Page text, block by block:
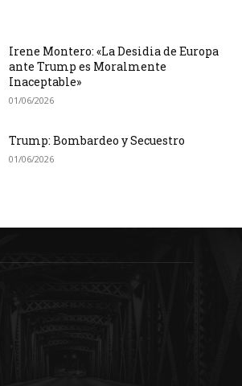
Irene Montero: «La Desidia de Europa
ante Trump es Moralmente
Inaceptable»
01/06/2026
Trump: Bombardeo y Secuestro
01/06/2026